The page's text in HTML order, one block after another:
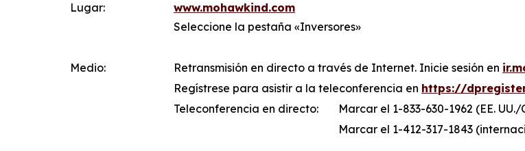
Lugar:
www.mohawkind.com
Seleccione la pestaña «Inversores»
Medio: Retransmisión en directo a través de Internet. Inicie sesión en
Regístrese para asistir a la teleconferencia en https://
Teleconferencia en directo:
Marcar el 1-833-630-1962 (EE.
Marcar el 1-412-317-1843